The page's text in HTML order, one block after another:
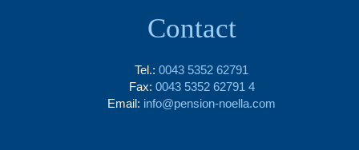
Contact
Tel.: 0043 5352 62791
Fax: 0043 5352 62791 4
Email: info@pension-noella.com